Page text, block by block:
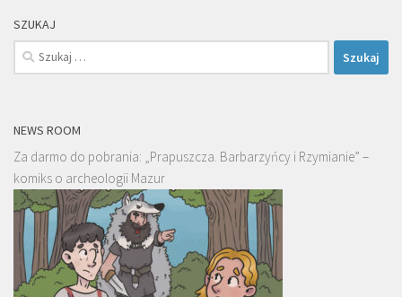
SZUKAJ
Szukaj:
NEWS ROOM
Za darmo do pobrania: „Prapuszcza. Barbarzyńcy i Rzymianie” –
komiks o archeologii Mazur